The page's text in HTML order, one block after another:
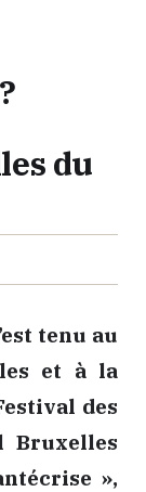
du
tenu au
et à la
des
Bruxelles
»,